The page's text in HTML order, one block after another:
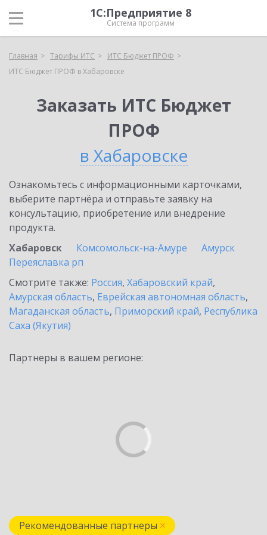
1С:Предприятие 8
Система программ
Главная Тарифы ИТС
ИТС Бюджет ПРОФ
ИТС Бюджет ПРОФ в Хабаровске
Заказать ИТС Бюджет
ПРОФ
в Хабаровске
Ознакомьтесь с информационными карточками,
выберите партнёра и отправьте заявку на
консультацию, приобретение или внедрение
продукта.
Хабаровск
Комсомольск-на-Амуре
Амурск
Переяславка рп
Смотрите также: Россия, Хабаровский край,
Амурская область, Еврейская автономная область,
Магаданская область, Приморский край, Республика
Саха (Якутия)
Партнеры в вашем регионе:
Рекомендованные партнеры